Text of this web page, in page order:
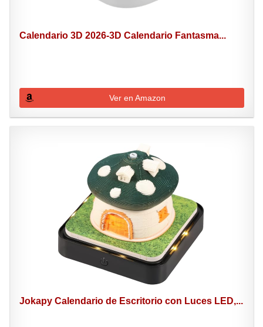
Calendario 3D 2026-3D Calendario Fantasma...
Ver en Amazon
Jokapy Calendario de Escritorio con Luces LED,...